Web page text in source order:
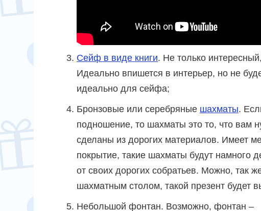
Сейф в виде книги. Не только
Идеально впишется в интерьер, но не
идеально для сейфа;
Бронзовые или серебряные шахматы.
подношение, то шахматы это то, что вам
сделаны из дорогих материалов. Имеет
покрытие, такие шахматы будут намного
от своих дорогих собратьев. Можно, так
шахматным столом, такой презент будет
Небольшой фонтан. Возможно, фонтан –